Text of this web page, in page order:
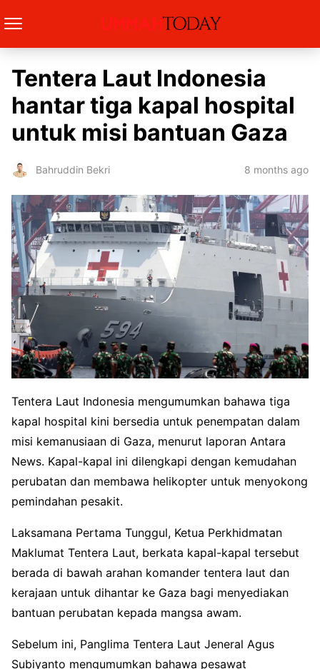
Tentera Laut Indonesia
hantar tiga kapal hospital
untuk misi bantuan Gaza
Bahruddin Bekri 8 months ago
Tentera Laut Indonesia mengumumkan bahawa tiga
kapal hospital kini bersedia untuk penempatan dalam
misi kemanusiaan di Gaza, menurut laporan Antara
News. Kapal-kapal ini dilengkapi dengan kemudahan
perubatan dan membawa helikopter untuk menyokong
pemindahan pesakit.
Laksamana Pertama Tunggul, Ketua Perkhidmatan
Maklumat Tentera Laut, berkata kapal-kapal tersebut
berada di bawah arahan komander tentera laut dan
kerajaan untuk dihantar ke Gaza bagi menyediakan
bantuan perubatan kepada mangsa awam.
Sebelum ini, Panglima Tentera Laut Jeneral Agus
Subiyanto mengumumkan bahawa pesawat